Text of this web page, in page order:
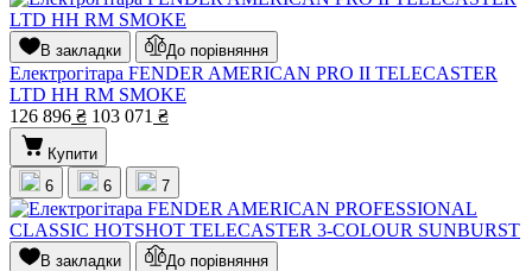
В закладки До порівняння
Електрогітара FENDER AMERICAN PRO II TELECASTER
LTD HH RM SMOKE
126 896 ₴ 103 071 ₴
Купити
6
6 7
В закладки До порівняння